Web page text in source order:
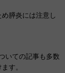
膵炎には注意し
いての記事も多数
す。